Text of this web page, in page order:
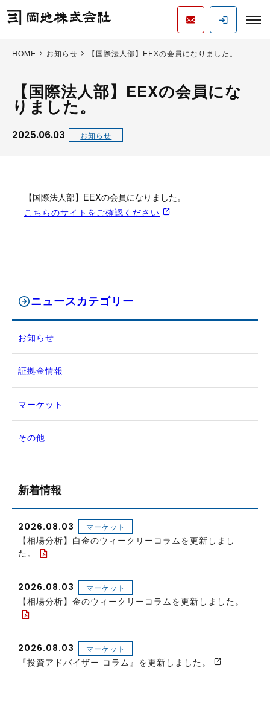
HOME お知らせ 【国際法人部】EEXの会員になりました。
【国際法人部】EEXの会員にな
りました。
2025.06.03 お知らせ
【国際法人部】EEXの会員になりました。
こちらのサイトをご確認ください
ニュースカテゴリー
お知らせ
証拠金情報
マーケット
その他
新着情報
2026.08.03 マーケット
【相場分析】白金のウィークリーコラムを更新しまし
た。
2026.08.03 マーケット
【相場分析】金のウィークリーコラムを更新しました。
2026.08.03 マーケット
『投資アドバイザー コラム』を更新しました。